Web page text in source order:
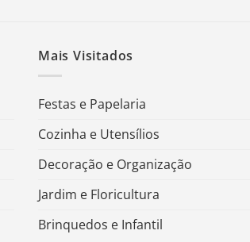
Mais Visitados
Festas e Papelaria
Cozinha e Utensílios
Decoração e Organização
Jardim e Floricultura
Brinquedos e Infantil